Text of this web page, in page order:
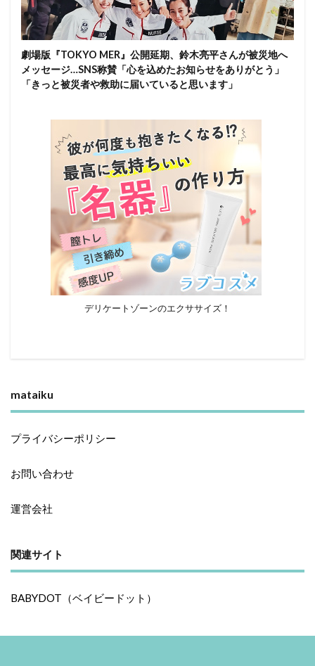
劇場版『TOKYO MER』公開延期、鈴木亮平さんが被災地へ
メッセージ…SNS称賛「心を込めたお知らせをありがとう」
「きっと被災者や救助に届いていると思います」
デリケートゾーンのエクササイズ！
mataiku
プライバシーポリシー
お問い合わせ
運営会社
関連サイト
BABYDOT（ベイビードット）